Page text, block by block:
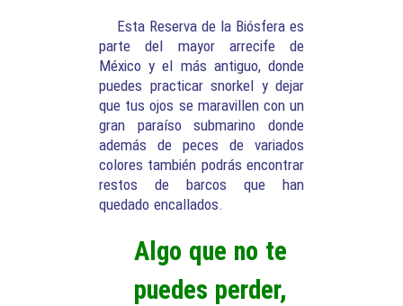
Esta Reserva de la Biósfera es
parte del mayor arrecife de
México y el más antiguo, donde
puedes practicar snorkel y dejar
que tus ojos se maravillen con un
gran paraíso submarino donde
además de peces de variados
colores también podrás encontrar
restos de barcos que han
quedado encallados.
Algo que no te
puedes perder,